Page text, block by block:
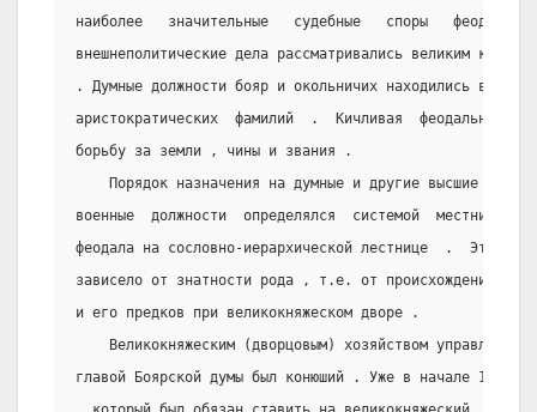
наиболее   значительные   судебные   споры
внешнеполитические дела рассматривались великим
. Думные должности бояр и окольничих находились в
аристократических  фамилий  .  Кичливая  феодальная
борьбу за земли , чины и звания .
Порядок назначения на думные и другие высшие
военные  должности  определялся  системой
феодала на сословно-иерархической лестнице  .  Это
зависело от знатности рода , т.е. от происхождения и
и его предков при великокняжеском дворе .
Великокняжеским (дворцовым) хозяйством управлял
главой Боярской думы был конюший . Уже в начале 16